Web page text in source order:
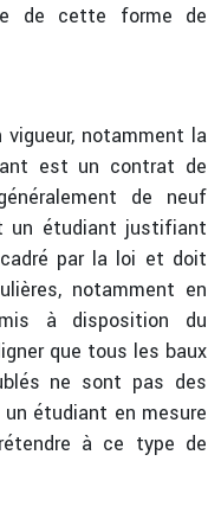
de cette forme de
notamment la
est un contrat de
de neuf
un étudiant justifiant
par la loi et doit
notamment en
à disposition du
que tous les baux
ne sont pas des
étudiant en mesure
à ce type de